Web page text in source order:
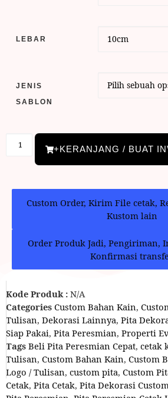
LEBAR
JENIS
SABLON
+KERANJANG / BUAT
Custom Order, Kirim File cetak,
Kustom lain
Order Produk Jadi, Pengiriman,
Konfirmasi
Kode Produk : N/A
Categories Custom Bahan Kain,
Tulisan, Dekorasi Lainnya, Pita
Siap Pakai, Pita Peresmian, Properti
Tags Beli Pita Peresmian Cepat, cetak
Tulisan, Custom Bahan Kain, Custom
Logo / Tulisan, custom pita, Custom
Cetak, Pita Cetak, Pita Dekorasi Custom